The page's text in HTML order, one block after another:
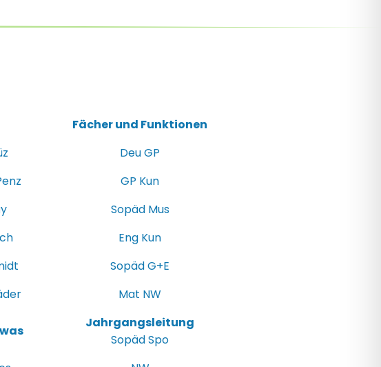
Fächer und Funktionen
Deu GP
GP Kun
Sopäd Mus
Eng Kun
Sopäd G+E
Mat NW
Jahrgangsleitung
Sopäd Spo